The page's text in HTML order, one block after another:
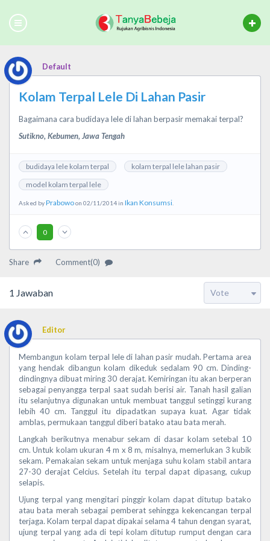
Default
Kolam Terpal Lele Di Lahan Pasir
Bagaimana cara budidaya lele di lahan berpasir memakai terpal?
Sutikno, Kebumen, Jawa Tengah
budidaya lele kolam terpal
kolam terpal lele lahan pasir
model kolam terpal lele
Asked byPrabowoon 02/11/2014 in Ikan Konsumsi
0
Share Comment(0)
1 Jawaban
Editor
Membangun kolam terpal lele di lahan pasir mudah. Pertama area
yang hendak dibangun kolam dikeduk sedalam 90 cm. Dinding-
dindingnya dibuat miring 30 derajat. Kemiringan itu akan berperan
sebagai penyangga terpal saat sudah berisi air. Tanah hasil galian
itu selanjutnya digunakan untuk membuat tanggul setinggi kurang
lebih 40 cm. Tanggul itu dipadatkan supaya kuat. Agar tidak
amblas, permukaan tanggul diberi batako atau bata merah.
Langkah berikutnya menabur sekam di dasar kolam setebal 10
cm. Untuk kolam ukuran 4 m x 8 m, misalnya, memerlukan 3 kubik
sekam. Pemakaian sekam untuk menjaga suhu kolam stabil antara
27-30 derajat Celcius. Setelah itu terpal dapat dipasang, cukup
selapis.
Ujung terpal yang mengitari pinggir kolam dapat ditutup batako
atau bata merah sebagai pemberat sehingga kekencangan terpal
terjaga. Kolam terpal dapat dipakai selama 4 tahun dengan syarat,
ujung terpal yang ada di tepi kolam ditutup rumput dengan cara